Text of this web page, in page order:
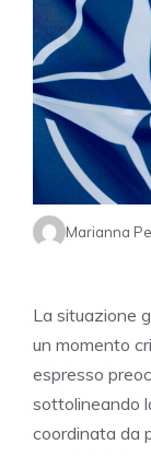
Marianna
La situazione
un momento
espresso
sottolineando
coordinata da